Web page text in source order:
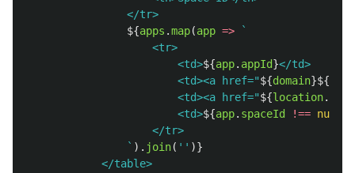
                </tr>
${apps .map(app =>
`
                    <tr>
                        <td>
${app. appId}</td>
                        <td><a href="
${domain}${
                        <td><a href="
${location.
                        <td>
${app. spaceId !== null
                    </tr>
                `
). join( '' )}
            </table>